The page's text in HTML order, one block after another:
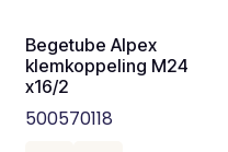
Begetube Alpex
klemkoppeling M24
x16/2
500570118